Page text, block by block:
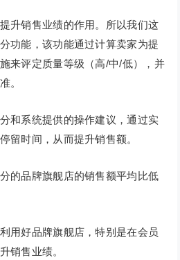
升销售业绩的作用。所以我们这
功能，该功能通过计算卖家为提
来评定质量等级（高/中/低），并
。
和系统提供的操作建议，通过实
留时间，从而提升销售额。
的品牌旗舰店的销售额平均比低
用好品牌旗舰店，特别是在会员
销售业绩。